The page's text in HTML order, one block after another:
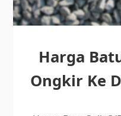
Harga
Ongkir Ke